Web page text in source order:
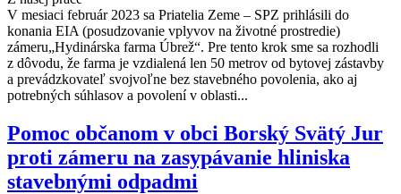
V mesiaci február 2023 sa Priatelia Zeme – SPZ prihlásili do
konania EIA (posudzovanie vplyvov na životné prostredie)
zámeru„Hydinárska farma Úbrež“. Pre tento krok sme sa rozhodli
z dôvodu, že farma je vzdialená len 50 metrov od bytovej zástavby
a prevádzkovateľ svojvoľne bez stavebného povolenia, ako aj
potrebných súhlasov a povolení v oblasti...
Pomoc občanom v obci Borský Svätý Jur
proti zámeru na zasypávanie hliniska
stavebnými odpadmi